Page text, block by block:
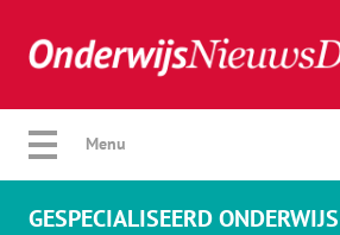
Verberg menu
Home
Menu
GESPECIALISEERD ONDERWIJS